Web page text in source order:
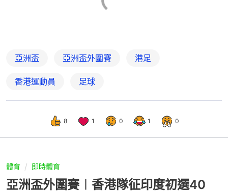
亞洲盃 亞洲盃外圍賽 港足
香港運動員 足球
8 1 0 1 0
體育 即時體育
亞洲盃外圍賽︱香港隊征印度初選40